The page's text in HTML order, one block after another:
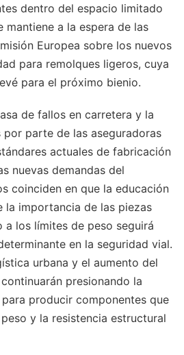
dentro del espacio limitado
mantiene a la espera de las
Europea sobre los nuevos
para remolques ligeros, cuya
para el próximo bienio.
de fallos en carretera y la
parte de las aseguradoras
actuales de fabricación
nuevas demandas del
coinciden en que la educación
la importancia de las piezas
a los límites de peso seguirá
en la seguridad vial.
urbana y el aumento del
presionando la
producir componentes que
y la resistencia estructural